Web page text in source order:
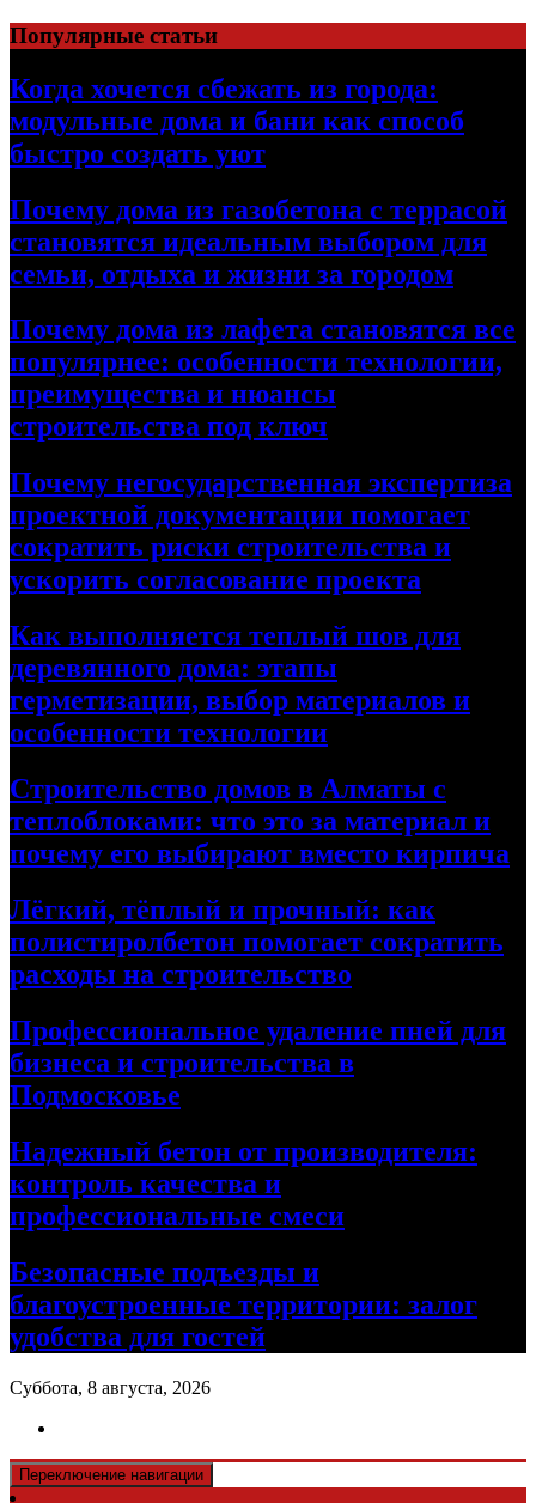
Перейти
к
содержимому
Популярные статьи
Когда хочется сбежать из города:
модульные дома и бани как способ
быстро создать уют
Почему дома из газобетона с террасой
становятся идеальным выбором для
семьи, отдыха и жизни за городом
Почему дома из лафета становятся все
популярнее: особенности технологии,
преимущества и нюансы
строительства под ключ
Почему негосударственная экспертиза
проектной документации помогает
сократить риски строительства и
ускорить согласование проекта
Как выполняется теплый шов для
деревянного дома: этапы
герметизации, выбор материалов и
особенности технологии
Строительство домов в Алматы с
теплоблоками: что это за материал и
почему его выбирают вместо кирпича
Лёгкий, тёплый и прочный: как
полистиролбетон помогает сократить
расходы на строительство
Профессиональное удаление пней для
бизнеса и строительства в
Подмосковье
Надежный бетон от производителя:
контроль качества и
профессиональные смеси
Безопасные подъезды и
благоустроенные территории: залог
удобства для гостей
Суббота, 8 августа, 2026
Переключение навигации